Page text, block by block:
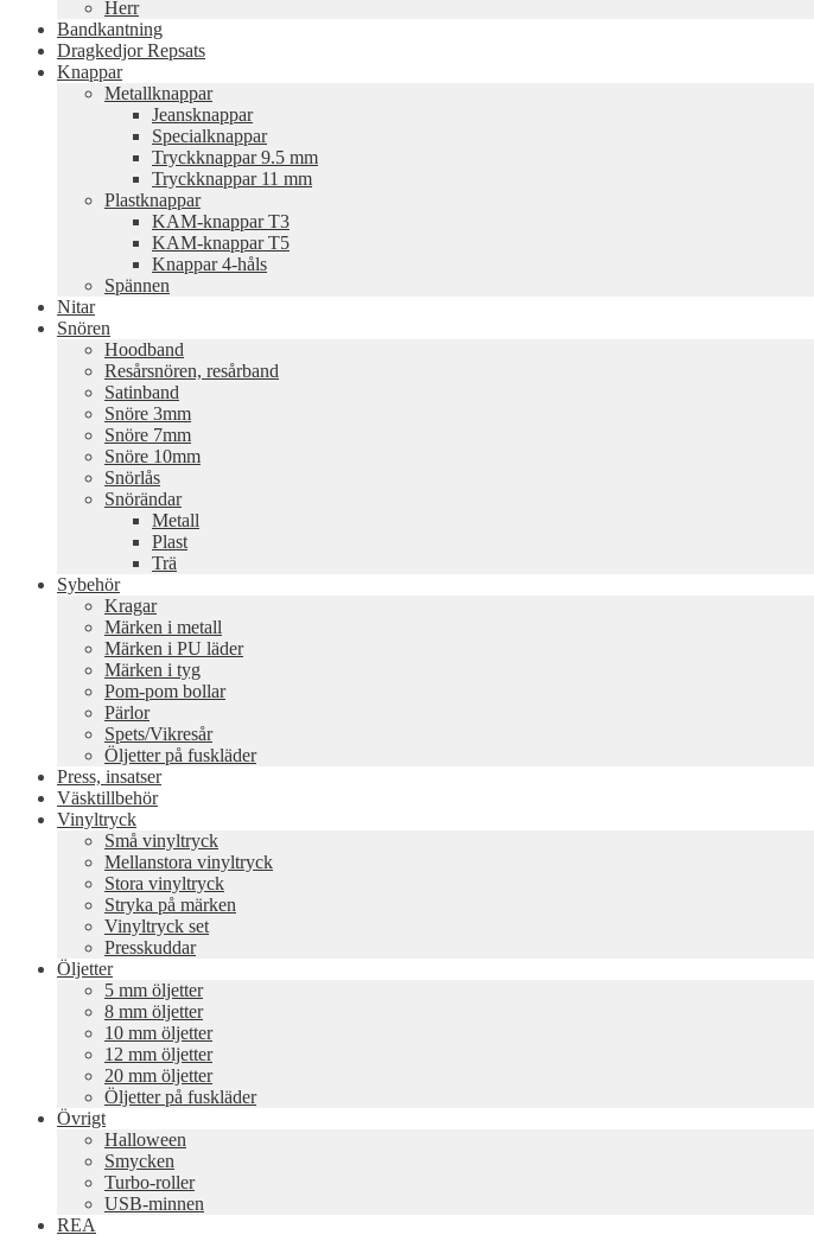
Herr
Bandkantning
Dragkedjor Repsats
Knappar
Metallknappar
Jeansknappar
Specialknappar
Tryckknappar 9.5 mm
Tryckknappar 11 mm
Plastknappar
KAM-knappar T3
KAM-knappar T5
Knappar 4-håls
Spännen
Nitar
Snören
Hoodband
Resårsnören, resårband
Satinband
Snöre 3mm
Snöre 7mm
Snöre 10mm
Snörlås
Snörändar
Metall
Plast
Trä
Sybehör
Kragar
Märken i metall
Märken i PU läder
Märken i tyg
Pom-pom bollar
Pärlor
Spets/Vikresår
Öljetter på fuskläder
Press, insatser
Väsktillbehör
Vinyltryck
Små vinyltryck
Mellanstora vinyltryck
Stora vinyltryck
Stryka på märken
Vinyltryck set
Presskuddar
Öljetter
5 mm öljetter
8 mm öljetter
10 mm öljetter
12 mm öljetter
20 mm öljetter
Öljetter på fuskläder
Övrigt
Halloween
Smycken
Turbo-roller
USB-minnen
REA